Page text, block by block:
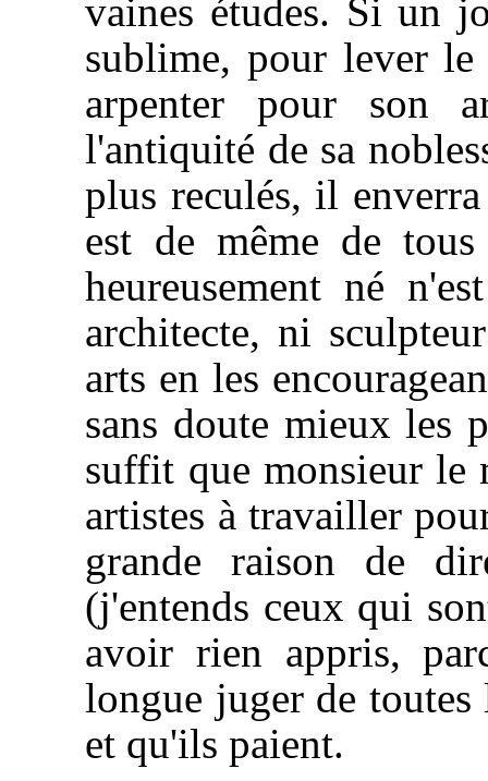
vaines études. Si un
sublime, pour lever
arpenter pour son
l'antiquité de sa
plus reculés, il
est de même de
heureusement né
architecte, ni
arts en les
sans doute mieux les
suffit que monsieur le
artistes à travailler
grande raison de
(j'entends ceux qui
avoir rien appris,
longue juger de toutes
et qu'ils paient.